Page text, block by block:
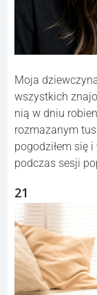
Moja
wszystkich
nią w dniu
rozmazanym
pogodziłem się
podczas sesji
21